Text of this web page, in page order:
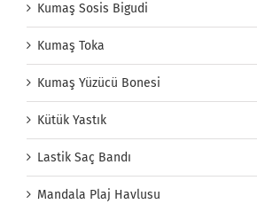
Kumaş Sosis Bigudi
Kumaş Toka
Kumaş Yüzücü Bonesi
Kütük Yastık
Lastik Saç Bandı
Mandala Plaj Havlusu